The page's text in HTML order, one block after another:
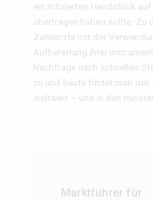
ein infiziertes Handstück
übertragen haben sollte. Zu
Zahnärzte mit der
Aufbereitung ihrer
Nachfrage nach schnellen
zu und heute findet man den
weltweit – und in den
Marktführer für